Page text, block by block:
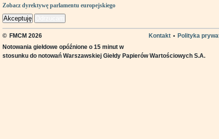
Zobacz dyrektywę parlamentu europejskiego
Akceptuję
© FMCM 2026 Kontakt • Polityka
Notowania giełdowe opóźnione o 15 minut w
stosunku do notowań Warszawskiej Giełdy Papierów Wartościowych S.A.